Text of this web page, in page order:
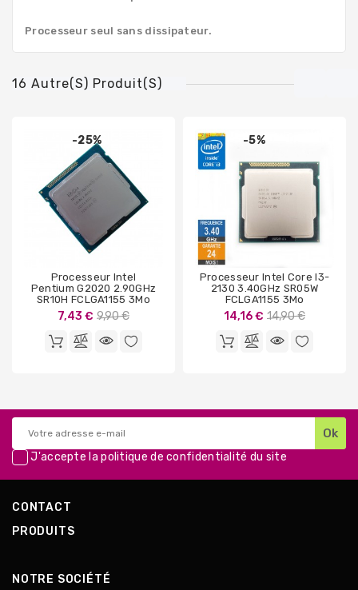
Processeur seul sans dissipateur.
16 Autre(s) Produit(s)
-25%
Processeur Intel
Pentium G2020 2.90GHz
SR10H FCLGA1155 3Mo
7,43 € Prix
base
9,90 €
-5%
Processeur Intel Core I3-
2130 3.40GHz SR05W
FCLGA1155 3Mo
14,16 € Prix
base
14,90 €
J'accepte lapolitique de confidentialité du site
CONTACT
PRODUITS
NOTRE SOCIÉTÉ